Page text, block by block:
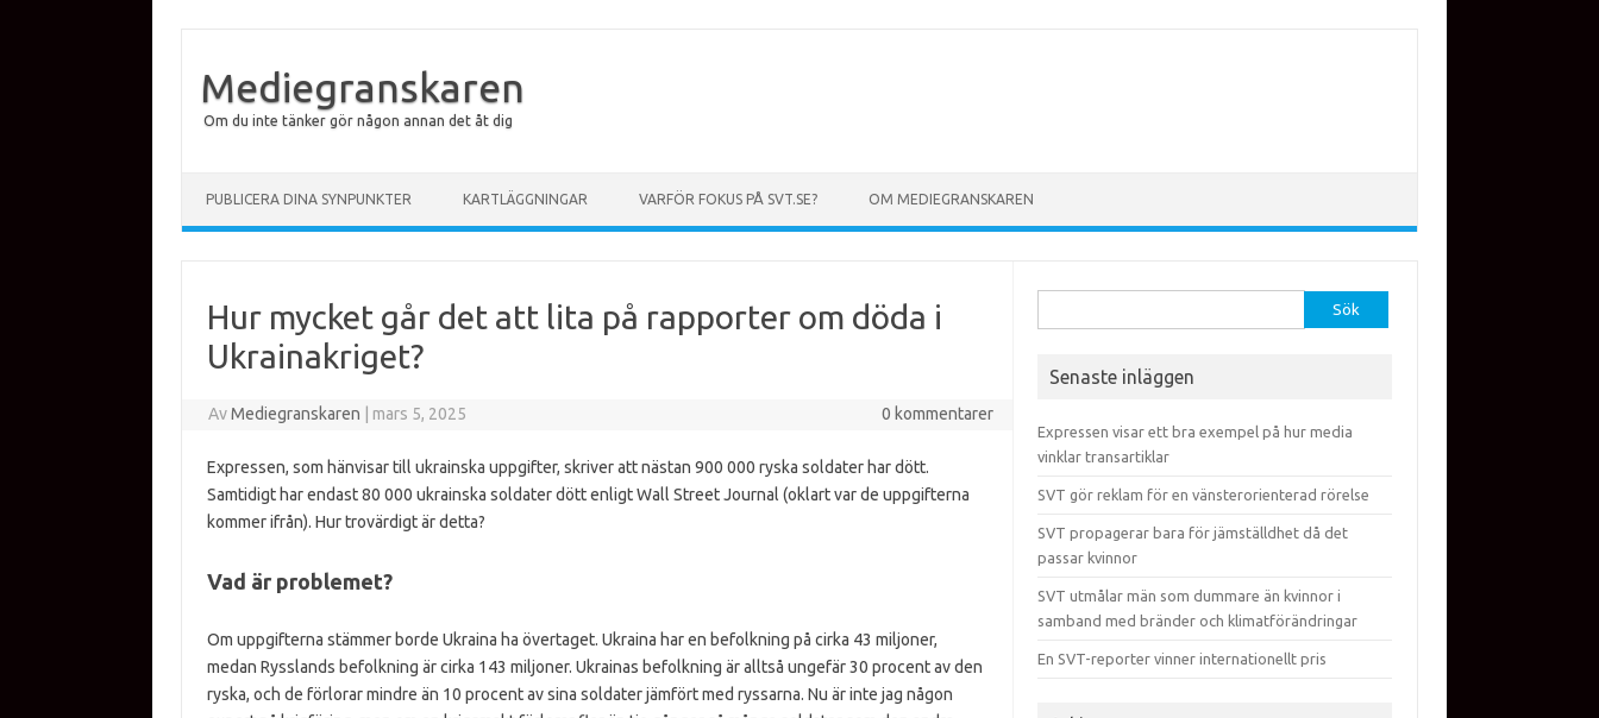
Mediegranskaren
Om du inte tänker gör någon annan det åt dig
PUBLICERA DINA SYNPUNKTER KARTLÄGGNINGAR VARFÖR FOKUS PÅ SVT.SE? OM MEDIEGRANSKAREN
Hur mycket går det att lita på rapporter om döda i
Ukrainakriget?
AvMediegranskaren mars 5, 2025 0 kommentarer
Expressen, som hänvisar till ukrainska uppgifter, skriver att nästan 900 000 ryska soldater har dött.
Samtidigt har endast 80 000 ukrainska soldater dött enligt Wall Street Journal (oklart var de uppgifterna
kommer ifrån). Hur trovärdigt är detta?
Vad är problemet?
Om uppgifterna stämmer borde Ukraina ha övertaget. Ukraina har en befolkning på cirka 43 miljoner,
medan Rysslands befolkning är cirka 143 miljoner. Ukrainas befolkning är alltså ungefär 30 procent av den
ryska, och de förlorar mindre än 10 procent av sina soldater jämfört med ryssarna. Nu är inte jag någon
Senaste inläggen
Expressen visar ett bra exempel på hur media
vinklar transartiklar
SVT gör reklam för en vänsterorienterad rörelse
SVT propagerar bara för jämställdhet då det
passar kvinnor
SVT utmålar män som dummare än kvinnor i
samband med bränder och klimatförändringar
En SVT-reporter vinner internationellt pris